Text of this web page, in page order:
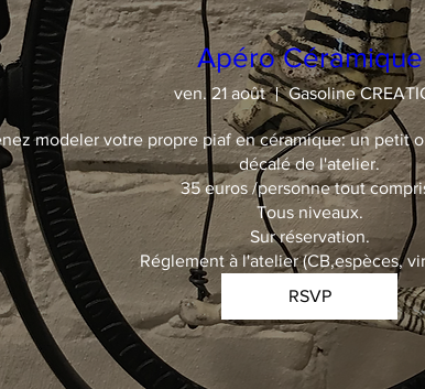
Apéro Céramique
ven. 21 août Gasoline
modeler votre propre piaf en céramique: un petit
décalé de l'atelier.
35 euros /personne tout
Tous niveaux.
Sur réservation.
Réglement à l'atelier (CB,espèces,
RSVP